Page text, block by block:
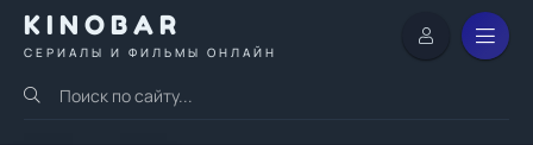
KINOBAR
СЕРИАЛЫ И ФИЛЬМЫ ОНЛАЙН